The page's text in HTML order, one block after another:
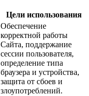
Цели использования
Обеспечение
корректной работы
Сайта, поддержание
сессии пользователя,
определение типа
браузера и устройства,
защита от сбоев и
злоупотреблений.